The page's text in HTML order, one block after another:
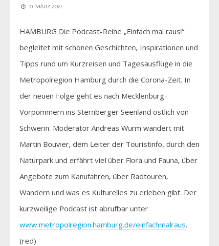
10. MÄRZ 2021
HAMBURG Die Podcast-Reihe „Einfach mal raus!“
begleitet mit schönen Geschichten, Inspirationen und
Tipps rund um Kurzreisen und Tagesausflüge in die
Metropolregion Hamburg durch die Corona-Zeit. In
der neuen Folge geht es nach Mecklenburg-
Vorpommern ins Sternberger Seenland östlich von
Schwerin. Moderator Andreas Wurm wandert mit
Martin Bouvier, dem Leiter der Touristinfo, durch den
Naturpark und erfährt viel über Flora und Fauna, über
Angebote zum Kanufahren, über Radtouren,
Wandern und was es Kulturelles zu erleben gibt. Der
kurzweilige Podcast ist abrufbar unter
www.metropolregion.hamburg.de/einfachmalraus.
(red)